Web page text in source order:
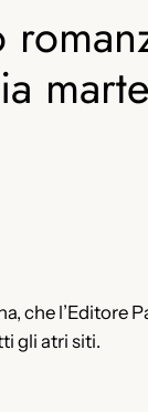
che l’Editore
gli atri siti.